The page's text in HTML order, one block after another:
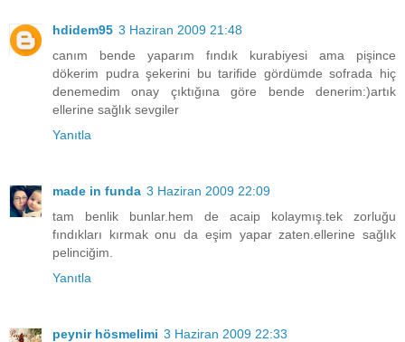
hdidem95 3 Haziran 2009 21:48
canım bende yaparım fındık kurabiyesi ama pişince
dökerim pudra şekerini bu tarifide gördümde sofrada hiç
denemedim onay çıktığına göre bende denerim:)artık
ellerine sağlık sevgiler
Yanıtla
made in funda 3 Haziran 2009 22:09
tam benlik bunlar.hem de acaip kolaymış.tek zorluğu
fındıkları kırmak onu da eşim yapar zaten.ellerine sağlık
pelinciğim.
Yanıtla
peynir hösmelimi 3 Haziran 2009 22:33